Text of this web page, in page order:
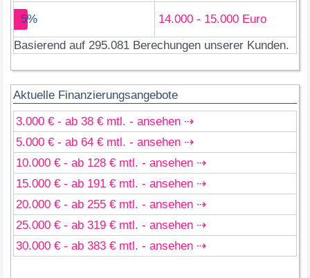
5%
14.000 - 15.000 Euro
Basierend auf 295.081 Berechungen unserer Kunden.
Aktuelle Finanzierungsangebote
3.000 € - ab 38 € mtl. - ansehen ⇢
5.000 € - ab 64 € mtl. - ansehen ⇢
10.000 € - ab 128 € mtl. - ansehen ⇢
15.000 € - ab 191 € mtl. - ansehen ⇢
20.000 € - ab 255 € mtl. - ansehen ⇢
25.000 € - ab 319 € mtl. - ansehen ⇢
30.000 € - ab 383 € mtl. - ansehen ⇢